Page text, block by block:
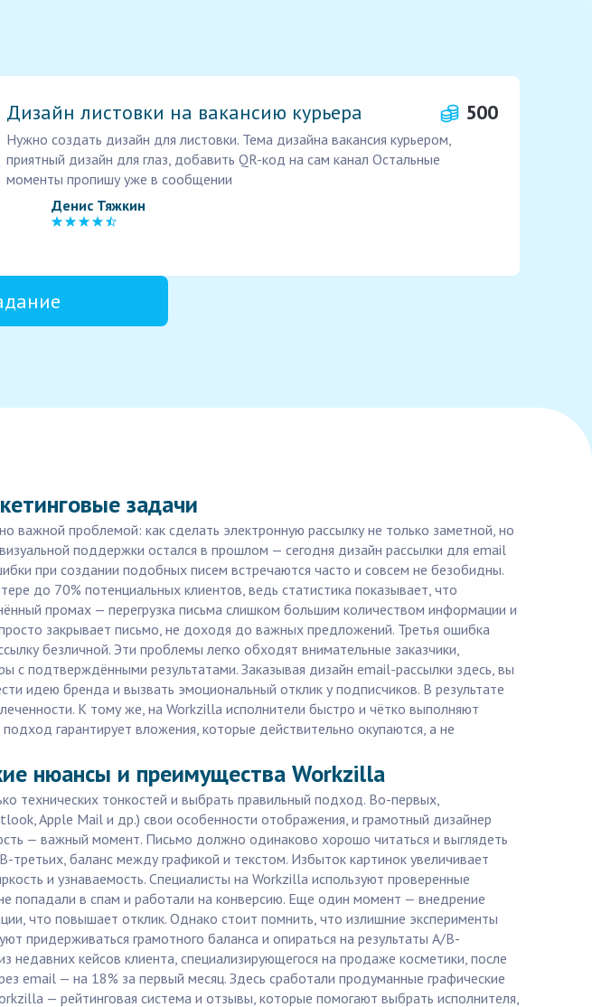
Дизайн листовки на вакансию курьера 500
Нужно создать дизайн для листовки. Тема дизайна вакансия курьером,
приятный дизайн для глаз, добавить QR-код на сам канал Остальные
моменты пропишу уже в сообщении
Денис Тяжкин
задачи
важной проблемой: как сделать электронную рассылку не только заметной, но
поддержки остался в прошлом — сегодня дизайн рассылки для email
при создании подобных писем встречаются часто и совсем не безобидны.
до 70% потенциальных клиентов, ведь статистика показывает, что
промах — перегрузка письма слишком большим количеством информации и
закрывает письмо, не доходя до важных предложений. Третья ошибка
безличной. Эти проблемы легко обходят внимательные заказчики,
подтверждёнными результатами. Заказывая дизайн email-рассылки здесь, вы
идею бренда и вызвать эмоциональный отклик у подписчиков. В результате
К тому же, на Workzilla исполнители быстро и чётко выполняют
гарантирует вложения, которые действительно окупаются, а не
нюансы и преимущества Workzilla
технических тонкостей и выбрать правильный подход. Во-первых,
Apple Mail и др.) свои особенности отображения, и грамотный дизайнер
— важный момент. Письмо должно одинаково хорошо читаться и выглядеть
баланс между графикой и текстом. Избыток картинок увеличивает
и узнаваемость. Специалисты на Workzilla используют проверенные
попадали в спам и работали на конверсию. Еще один момент — внедрение
что повышает отклик. Однако стоит помнить, что излишние эксперименты
придерживаться грамотного баланса и опираться на результаты A/B-
кейсов клиента, специализирующегося на продаже косметики, после
email — на 18% за первый месяц. Здесь сработали продуманные графические
— рейтинговая система и отзывы, которые помогают выбрать исполнителя,